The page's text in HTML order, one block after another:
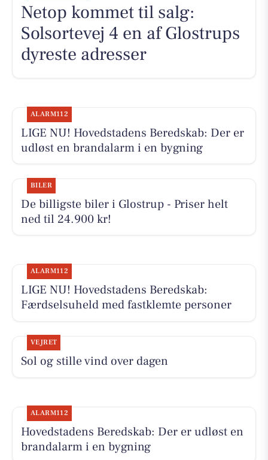
Netop kommet til salg:
Solsortevej 4 en af Glostrups
dyreste adresser
ALARM112
LIGE NU! Hovedstadens Beredskab: Der er
udløst en brandalarm i en bygning
BILER
De billigste biler i Glostrup - Priser helt
ned til 24.900 kr!
ALARM112
LIGE NU! Hovedstadens Beredskab:
Færdselsuheld med fastklemte personer
VEJRET
Sol og stille vind over dagen
ALARM112
Hovedstadens Beredskab: Der er udløst en
brandalarm i en bygning